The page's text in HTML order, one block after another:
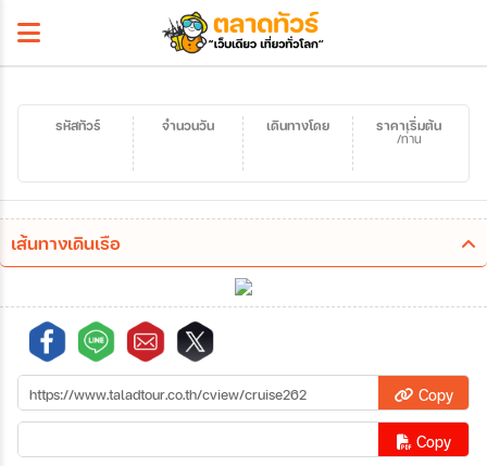
รหัสทัวร์ จำนวนวัน ราคาเริ่มต้น
/ท่าน
เดินทางโดย
เส้นทางเดินเรือ
Copy
Copy